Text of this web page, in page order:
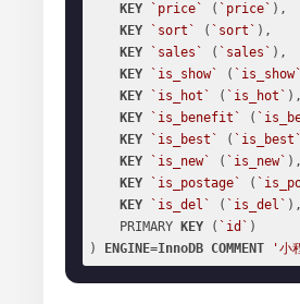
KEY
`price` ( `price` ),
KEY
`sort` ( `sort` ),
KEY
`sales` ( `sales` ),
KEY
`is_show` ( `is_show`
KEY
`is_hot` ( `is_hot` ),
KEY
`is_benefit` (
KEY
`is_best` ( `is_best`
KEY
`is_new` ( `is_new` ),
KEY
`is_postage` (
KEY
`is_del` ( `is_del` ),
    PRIMARY
KEY ( `id` )
)
ENGINE=InnoDB COMMENT '小